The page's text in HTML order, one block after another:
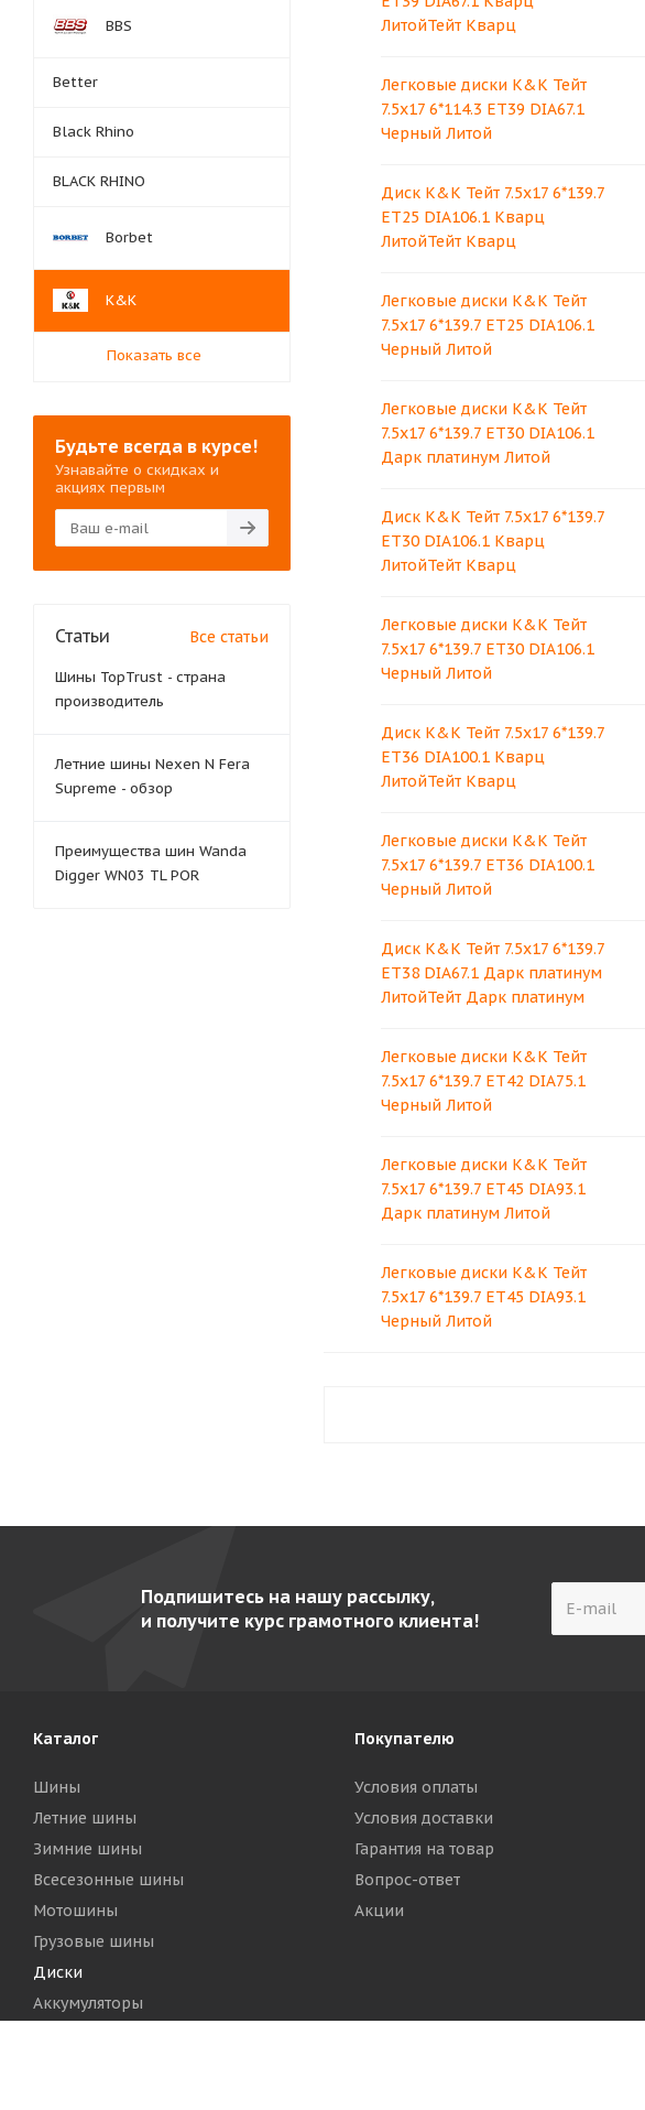
ЛитойТейт Кварц
Легковые диски K&K Тейт
7.5x17 6*114.3 ET39 DIA67.1
Черный Литой
Диск K&K Тейт 7.5x17 6*139.7
ET25 DIA106.1 Кварц
ЛитойТейт Кварц
Легковые диски K&K Тейт
7.5x17 6*139.7 ET25 DIA106.1
Черный Литой
Легковые диски K&K Тейт
7.5x17 6*139.7 ET30 DIA106.1
Дарк платинум Литой
Диск K&K Тейт 7.5x17 6*139.7
ET30 DIA106.1 Кварц
ЛитойТейт Кварц
Легковые диски K&K Тейт
7.5x17 6*139.7 ET30 DIA106.1
Черный Литой
Диск K&K Тейт 7.5x17 6*139.7
ET36 DIA100.1 Кварц
ЛитойТейт Кварц
Легковые диски K&K Тейт
7.5x17 6*139.7 ET36 DIA100.1
Черный Литой
Диск K&K Тейт 7.5x17 6*139.7
ET38 DIA67.1 Дарк платинум
ЛитойТейт Дарк платинум
Легковые диски K&K Тейт
7.5x17 6*139.7 ET42 DIA75.1
Черный Литой
Легковые диски K&K Тейт
7.5x17 6*139.7 ET45 DIA93.1
Дарк платинум Литой
Легковые диски K&K Тейт
7.5x17 6*139.7 ET45 DIA93.1
Черный Литой
BBS
Better
Black Rhino
BLACK RHINO
Borbet
K&K
Показать все
Будьте всегда в курсе!
Узнавайте о скидках и
акциях первым
Статьи Все статьи
Шины TopTrust - страна
производитель
Летние шины Nexen N Fera
Supreme - обзор
Преимущества шин Wanda
Digger WN03 TL POR
Подпишитесь на нашу рассылку,
и получите курс грамотного клиента!
Каталог
Шины
Летние шины
Зимние шины
Всесезонные шины
Мотошины
Грузовые шины
Диски
Аккумуляторы
Покупателю
Условия оплаты
Условия доставки
Гарантия на товар
Вопрос-ответ
Акции